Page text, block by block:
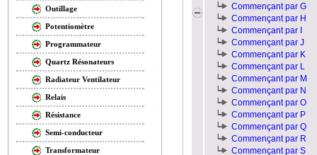
Outillage
Potentiomètre
Programmateur
Quartz Résonateurs
Radiateur Ventilateur
Relais
Résistance
Semi-conducteur
Transformateur
Commençant par G
Commençant par H
Commençant par I
Commençant par J
Commençant par K
Commençant par L
Commençant par M
Commençant par N
Commençant par O
Commençant par P
Commençant par Q
Commençant par R
Commençant par S